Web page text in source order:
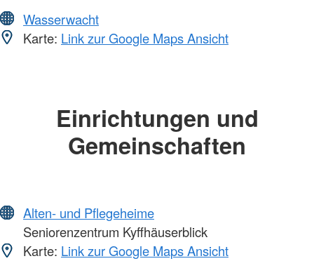
Wasserwacht
Karte: Link zur Google Maps Ansicht
Einrichtungen und
Gemeinschaften
Alten- und Pflegeheime
Seniorenzentrum Kyffhäuserblick
Karte: Link zur Google Maps Ansicht